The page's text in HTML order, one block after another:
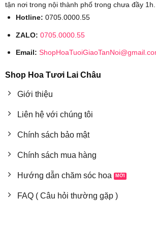
tận nơi trong nội thành phố trong chưa đầy 1h.
Hotline: 0705.0000.55
ZALO: 0705.0000.55
Email:
Shop Hoa Tươi Lai Châu
Giới thiệu
Liên hệ với chúng tôi
Chính sách bảo mật
Chính sách mua hàng
Hướng dẫn chăm sóc hoa
FAQ ( Câu hỏi thường gặp )